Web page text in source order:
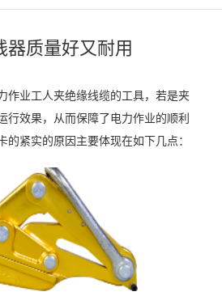
器质量好又耐用
作业工人夹绝缘线缆的工具，若是夹
行效果，从而保障了电力作业的顺利
紧实的原因主要体现在如下几点：